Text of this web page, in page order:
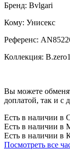
Бренд: Bvlgari
Кому: Унисекс
Референс:
Коллекция: B.zero1
Вы можете
доплатой, так и с
Есть в наличии в
Есть в наличии в
Есть в наличии в
Посмотреть все